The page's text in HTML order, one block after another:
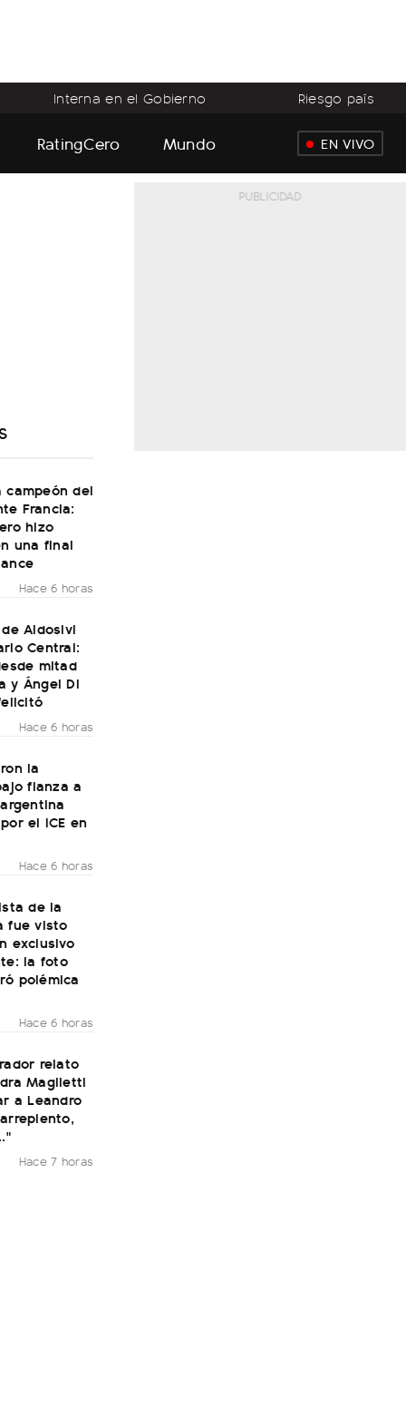
Interna en el Gobierno Riesgo país
RatingCero Mundo EN VIVO
campeón del
Francia:
hizo
una final
Hace 6 horas
Aldosivi
Central:
mitad
y Ángel Di
Hace 6 horas
la
fianza a
el ICE en
Hace 6 horas
de la
fue visto
exclusivo
la foto
polémica
Hace 6 horas
relato
Maglietti
a Leandro
Hace 7 horas